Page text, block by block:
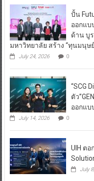
ปั้น
ออกแบ
ด้าน บู
มหาวิทยาลัย สร้าง “ทุนมนุษ
July 24, 2026 0
“SCG
ตัว
ออกแบ
July 14, 2026 0
UIH ต
July